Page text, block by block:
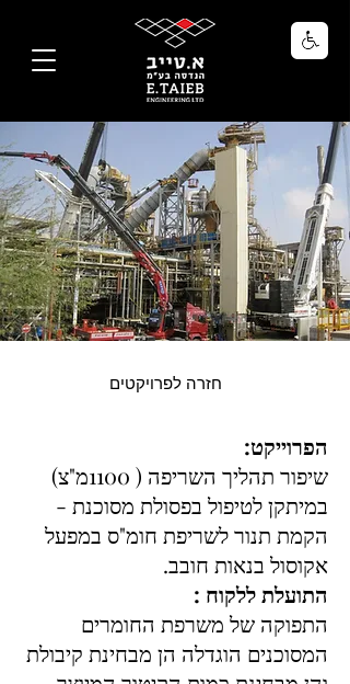
חזרה לפרויקטים
הפרוייקט:
שיפור תהליך השריפה ( 1100מ"צ)
במיתקן לטיפול בפסולת מסוכנת -
הקמת תנור לשריפת חומ"ס במפעל
אקוסול בנאות חובב.
התועלת ללקוח :
התפוקה של משרפת החומרים
המסוכנים הוגדלה הן מבחינת קיבולת